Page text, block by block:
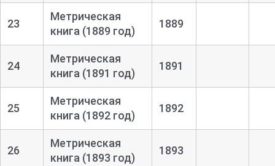
23
Метрическая
книга (1889 год)
1889
24
Метрическая
книга (1891 год)
1891
25
Метрическая
книга (1892 год)
1892
26
Метрическая
книга (1893 год)
1893